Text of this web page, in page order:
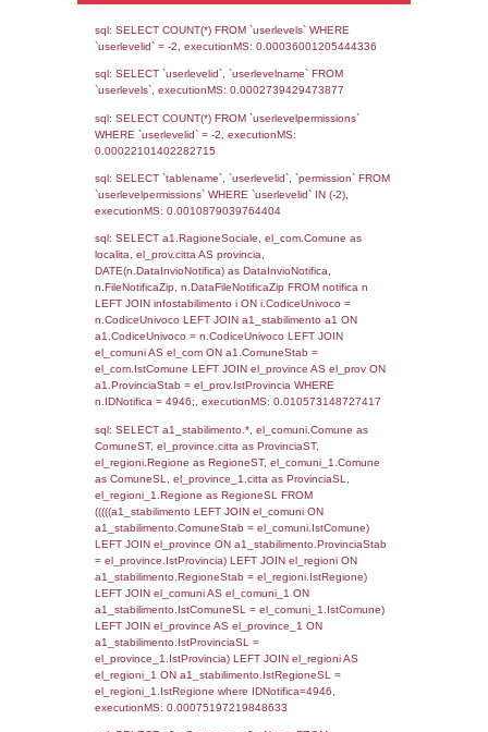
DELL'AMBIENTE/TERRITORIO
STABILIMENTO
SEZIONE H (pubblico) - DESCRIZIONE
STABILIMENTO E RIEPILOGO SOSTANZE
DI CUI ALL'ALLEGATO 1 DEL DECRETO
DELLA DIRETTIVA 2012/18/UE
SEZIONE L (pubblico) - INFORMAZIONI
INCIDENTALI CON IMPATTO
STABILIMENTO
Indietro
Debug
sql: SELECT COUNT(*) FROM `userlevels`
`userlevelid` = -2, executionMS:
sql: SELECT `userlevelid`, `userlevelname`